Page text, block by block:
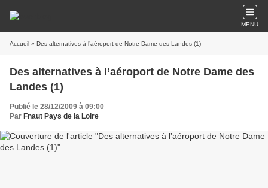
MENU
Accueil » Des alternatives à l’aéroport de Notre Dame des Landes (1)
Des alternatives à l’aéroport de Notre Dame des
Landes (1)
Publié le 28/12/2009 à 09:00
Par Fnaut Pays de la Loire